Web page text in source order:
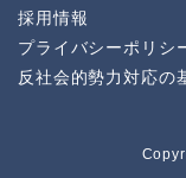
採用情報
プライバシーポリシ
反社会的勢力対応の